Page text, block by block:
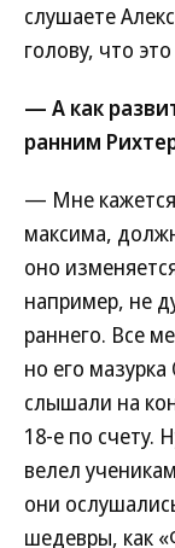
слушаете
голову, что
— А как
ранним
— Мне
максима,
оно
например, не
раннего. Все
но его
слышали на
18-е по счету.
велел
они
шедевры, как